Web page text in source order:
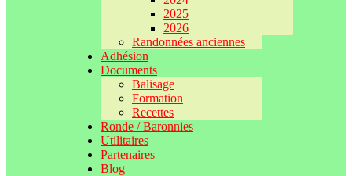
2025
2026
Randonnées anciennes
Adhésion
Documents
Balisage
Formation
Recettes
Ronde / Baronnies
Utilitaires
Partenaires
Blog